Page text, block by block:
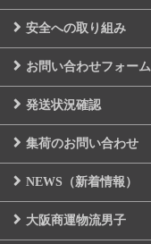
安全への取り組み
お問い合わせフォーム
発送状況確認
集荷のお問い合わせ
NEWS（新着情報）
大阪商運物流男子